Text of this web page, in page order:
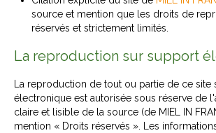
source et mention que les droits de
réservés et strictement limités.
La reproduction sur support
La reproduction de tout ou partie de ce site
électronique est autorisée sous réserve de
claire et lisible de la source (de MIEL IN
mention « Droits réservés ». Les